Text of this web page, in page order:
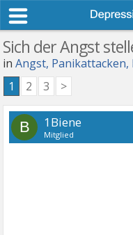
Sich der Angst
inAngst,
1 2 3 >
B 1Biene
Mitglied